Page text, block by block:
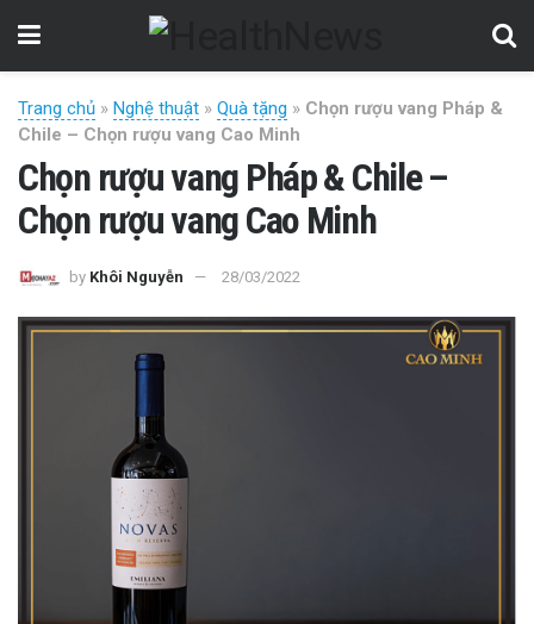
Trang chủ » Nghệ thuật » Quà tặng » Chọn rượu vang Pháp &
Chile – Chọn rượu vang Cao Minh
Chọn rượu vang Pháp & Chile –
Chọn rượu vang Cao Minh
by Khôi Nguyễn 28/03/2022